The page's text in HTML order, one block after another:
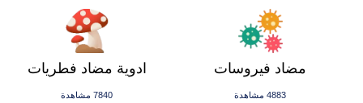
ادوية مضاد فطريات
7840 مشاهدة
مضاد فيروسات
4883 مشاهدة